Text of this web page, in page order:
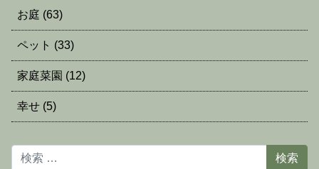
お庭 (63)
ペット (33)
家庭菜園 (12)
幸せ (5)
検索